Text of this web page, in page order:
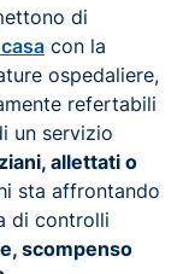
di
con la
ospedaliere,
refertabili
un servizio
allettati o
sta affrontando
di controlli
scompenso